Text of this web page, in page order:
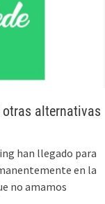
alternativas
han llegado para
en la
no amamos